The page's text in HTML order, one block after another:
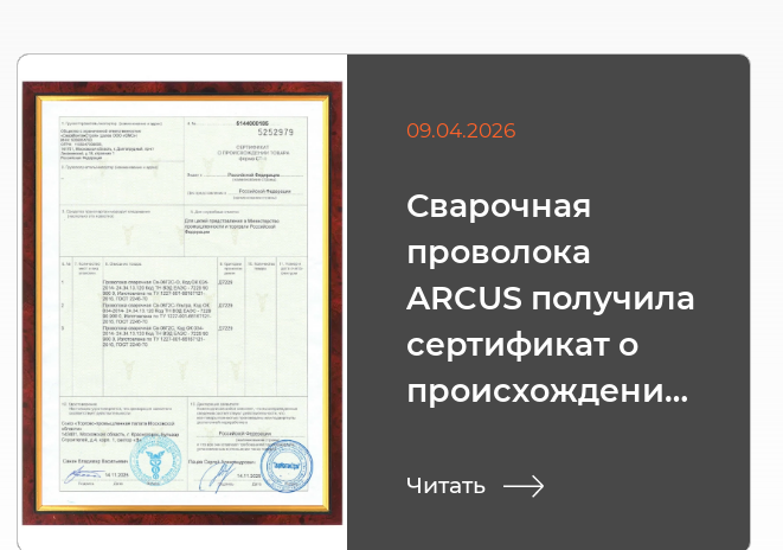
09.04.2026
Сварочная
проволока
ARCUS получила
сертификат о
происхождении
Читать